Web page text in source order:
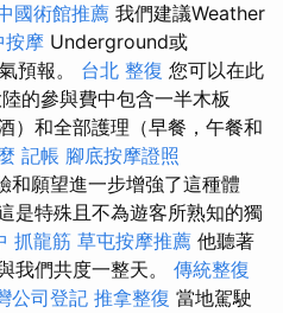
國術館推薦 我們建議Weather
按摩 Underground或
預報。 台北 整復 您可以在此
的參與費中包含一半木板
）和全部護理（早餐，午餐和
記帳 腳底按摩證照
和願望進一步增強了這種體
是特殊且不為遊客所熟知的獨
抓龍筋 草屯按摩推薦 他聽著
我們共度一整天。 傳統整復
公司登記 推拿整復 當地駕駛